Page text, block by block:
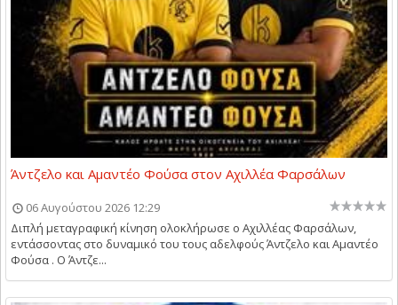
Άντζελο και Αμαντέο Φούσα στον Αχιλλέα Φαρσάλων
06 Αυγούστου 2026 12:29
Διπλή μεταγραφική κίνηση ολοκλήρωσε ο Αχιλλέας Φαρσάλων,
εντάσσοντας στο δυναμικό του τους αδελφούς Άντζελο και Αμαντέο
Φούσα . Ο Άντζε...